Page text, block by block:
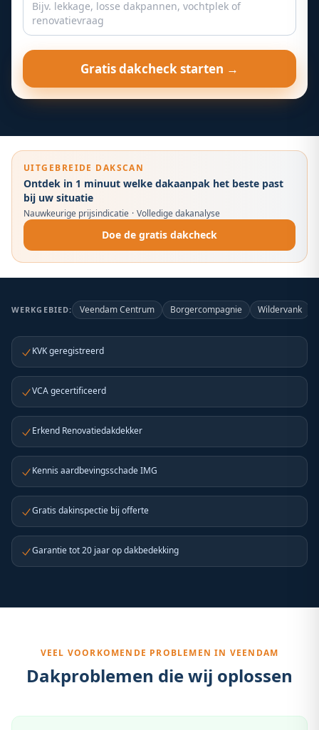
Gratis dakcheck starten →
UITGEBREIDE DAKSCAN
Ontdek in 1 minuut welke dakaanpak het beste past
bij uw situatie
Nauwkeurige prijsindicatie · Volledige dakanalyse
Doe de gratis dakcheck
WERKGEBIED: Veendam Centrum Borgercompagnie Wildervank
KVK geregistreerd
VCA gecertificeerd
Erkend Renovatiedakdekker
Kennis aardbevingsschade IMG
Gratis dakinspectie bij offerte
Garantie tot 20 jaar op dakbedekking
VEEL VOORKOMENDE PROBLEMEN IN VEENDAM
Dakproblemen die wij oplossen